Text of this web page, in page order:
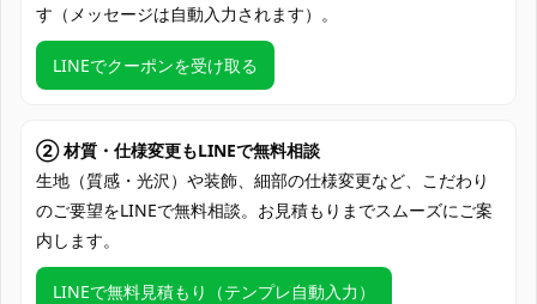
支払い方法
クレジットカード（VISA、Master、JCB、
discover、AMERICAN EXPRESS）、
PayPal、銀行振込
使用場所
スタジオ撮影会、屋外ロケ撮影、ハロウィ
ン仮装、舞台・演劇の小道具衣装、
TikTok・ライブ配信、宅コス・ポージング
練習
コスプレ愛好家、アニメや漫画、ゲームフ
ァン、出演者
す（メッセージは自動入力されます）。
LINEでクーポンを受け取る
② 材質・仕様変更もLINEで無料相談
生地（質感・光沢）や装飾、細部の仕様変更など、こだわり
のご要望をLINEで無料相談。お見積もりまでスムーズにご案
内します。
LINEで無料見積もり（テンプレ自動入力）